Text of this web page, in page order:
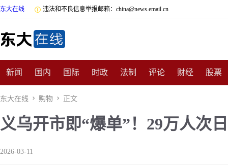
东大在线  违法和不良信息举报邮箱：china@news.email.cn
新闻 国内 国际 时政 法制 评论 财经 股票
数码 民俗 招商
非遗 公益 娱乐 游戏 影视 明星 时尚 体育
东大在线  购物  正文
义乌开市即“爆单”！29万人次
2026-03-11